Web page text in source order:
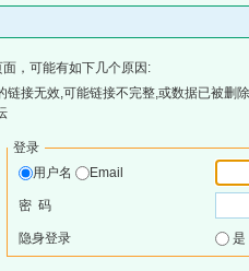
，可能有如下几个原因:
链接无效,可能链接不完整,或数据已被删
登录
用户名
Email
密 码
隐身登录